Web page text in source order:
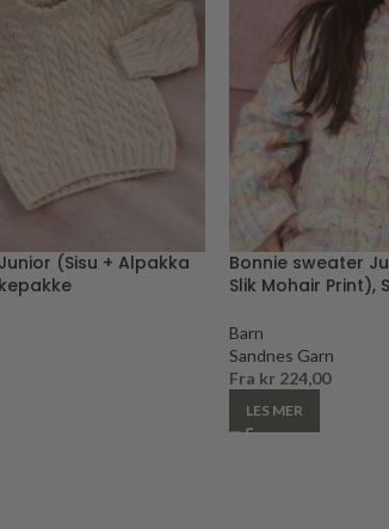
(Sisu + Alpakka
Bonnie sweater
Slik Mohair Print),
Barn
Sandnes Garn
Fra kr224,00
LES MER